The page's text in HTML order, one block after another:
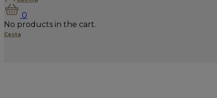
0
No products in the cart.
Cesta